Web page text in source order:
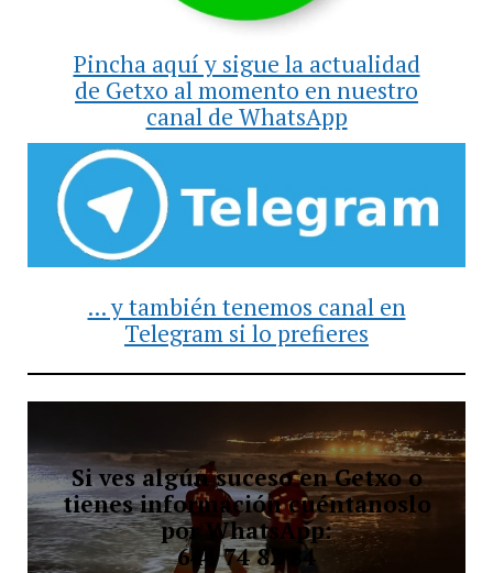
Pincha aquí y sigue la actualidad
de Getxo al momento en nuestro
canal de WhatsApp
... y también tenemos canal en
Telegram si lo prefieres
Si ves algún suceso en Getxo o
tienes información cuéntanoslo
por WhatsApp:
644 74 82 84